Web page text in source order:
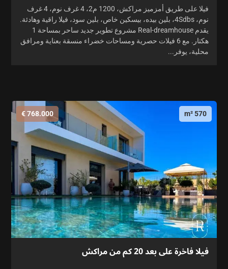
فيلا على طريق أمزميز مراكش، 1200 م2، 4 غرف نوم، 4 غرف
نوم، 4Sdbs، بلين بيده، بيسكين خاص، بلين سود، فيلا راقية وهادئة.
يقدم Real-dreamhouse مشروع تطوير جديد ساحر بمساحة 1
هكتار. مع 6 فيلات حصرية ومساحات خضراء منسقة بعناية ومرافق
محلية، يوفر...
570 m²
768.000 €
فيلا فاخرة على بعد 20 كم من مراكش